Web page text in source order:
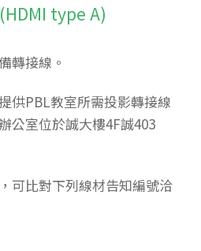
type A)
轉接線。
供PBL教室所需投影轉接線
公室位於誠大樓4F誠403
可比對下列線材告知編號洽